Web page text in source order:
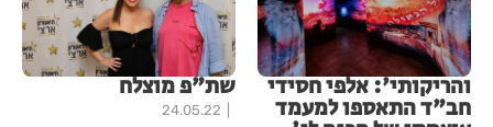
והריקותי': אלפי חסידי
חב"ד התאספו למעמד
שת"פ מוצלח
24.05.22